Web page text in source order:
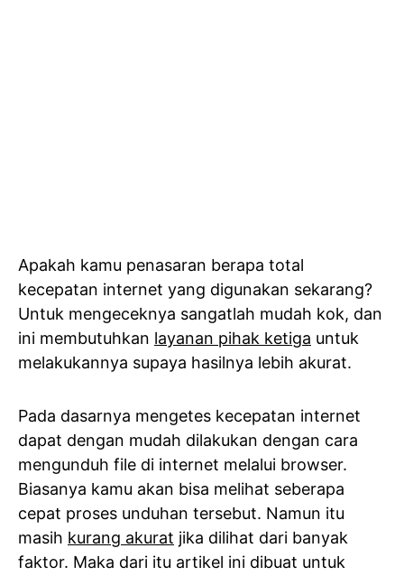
Apakah kamu penasaran berapa total
kecepatan internet yang digunakan sekarang?
Untuk mengeceknya sangatlah mudah kok, dan
ini membutuhkan layanan pihak ketiga untuk
melakukannya supaya hasilnya lebih akurat.
Pada dasarnya mengetes kecepatan internet
dapat dengan mudah dilakukan dengan cara
mengunduh file di internet melalui browser.
Biasanya kamu akan bisa melihat seberapa
cepat proses unduhan tersebut. Namun itu
masih kurang akurat jika dilihat dari banyak
faktor. Maka dari itu artikel ini dibuat untuk